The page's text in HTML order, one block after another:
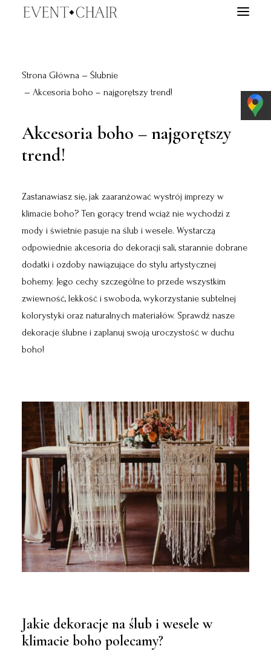
WYPOŻYCZALNIA
TARGI ŚLUBNE
BLOG
E-BOOK
WYSZUKIWANIE
Strona Główna
Ślubnie
Akcesoria boho – najgorętszy trend!
Akcesoria boho – najgorętszy
trend!
Zastanawiasz się, jak zaaranżować wystrój imprezy w
klimacie boho? Ten gorący trend wciąż nie wychodzi z
mody i świetnie pasuje na ślub i wesele. Wystarczą
odpowiednie akcesoria do dekoracji sali, starannie dobrane
dodatki i ozdoby nawiązujące do stylu artystycznej
bohemy. Jego cechy szczególne to przede wszystkim
zwiewność, lekkość i swoboda, wykorzystanie subtelnej
kolorystyki oraz naturalnych materiałów. Sprawdź nasze
dekoracje ślubne i zaplanuj swoją uroczystość w duchu
boho!
Jakie dekoracje na ślub i wesele w
klimacie boho polecamy?